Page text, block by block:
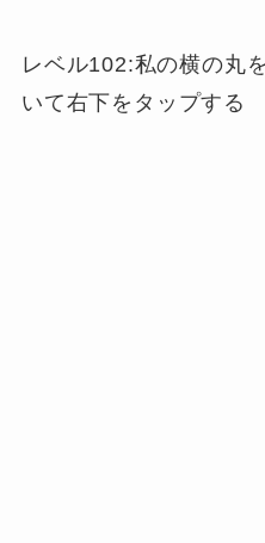
レベル102:私の横の丸
いて右下をタップする